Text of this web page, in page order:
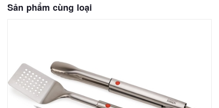
Sản phẩm cùng loại